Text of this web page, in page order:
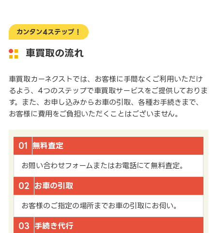
カンタン4ステップ！
車買取の流れ
車買取カーネクストでは、お客様に手間なくご利用いただけ
るよう、4つのステップで車買取サービスをご提供しておりま
す。また、お申し込みからお車の引取、各種お手続きまで、
お客様に費用をご負担いただくことはございません。
01 無料査定
お問い合わせフォームまたはお電話にて無料査定。
02 お車の引取
お客様のご指定の場所までお車の引取にお伺い。
03 手続き代行